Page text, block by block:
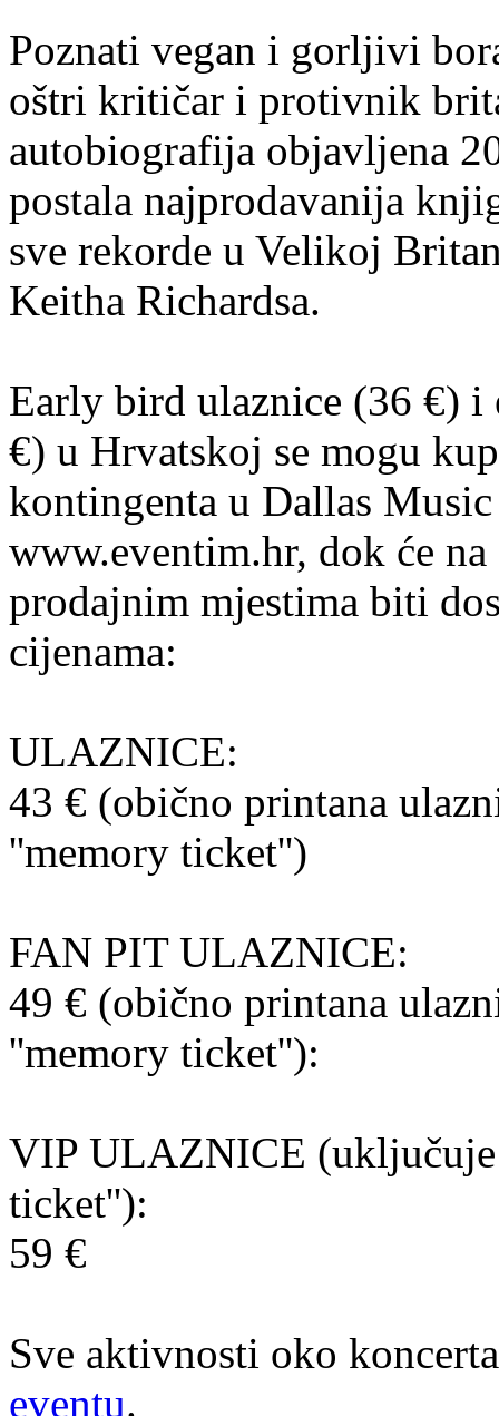
Poznati vegan i gorljivi
oštri kritičar i protivnik
autobiografija objavljena
postala najprodavanija
sve rekorde u Velikoj
Keitha Richardsa.
Early bird ulaznice (36 €)
€) u Hrvatskoj se mogu
kontingenta u Dallas
www.eventim.hr, dok će
prodajnim mjestima biti
cijenama:
ULAZNICE:
43 € (obično printana
''memory ticket'')
FAN PIT ULAZNICE:
49 € (obično printana
''memory ticket''):
VIP ULAZNICE (uključuje
ticket''):
59 €
Sve aktivnosti oko
eventu.